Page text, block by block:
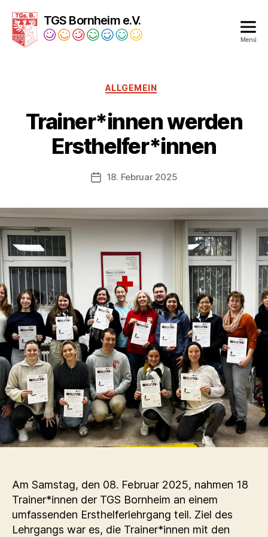
TGS Bornheim e.V.
Menü
Kategorien
ALLGEMEIN
Trainer*innen werden
Ersthelfer*innen
Veröffentlichungsdatum
18. Februar 2025
Am Samstag, den 08. Februar 2025, nahmen 18
Trainer*innen der TGS Bornheim an einem
umfassenden Ersthelferlehrgang teil. Ziel des
Lehrgangs war es, die Trainer*innen mit den